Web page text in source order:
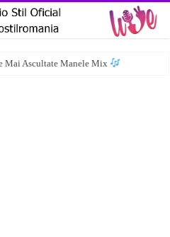
Mai Ascultate Manele Mix